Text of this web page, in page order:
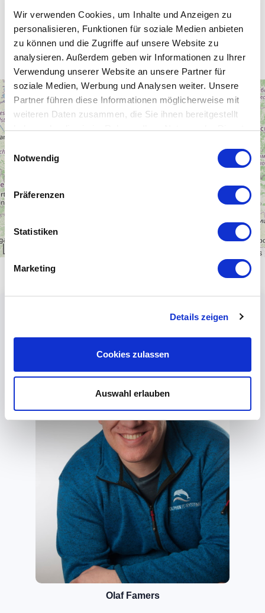
Wir verwenden Cookies, um Inhalte und Anzeigen zu
personalisieren, Funktionen für soziale Medien anbieten
zu können und die Zugriffe auf unsere Website zu
analysieren. Außerdem geben wir Informationen zu Ihrer
Verwendung unserer Website an unsere Partner für
soziale Medien, Werbung und Analysen weiter. Unsere
Partner führen diese Informationen möglicherweise mit
weiteren Daten zusammen, die Sie ihnen bereitgestellt
haben oder die sie im Rahmen Ihrer Nutzung der Dienste
Notwendig
Präferenzen
Statistiken
Marketing
Details zeigen
Cookies zulassen
Auswahl erlauben
Unsere WLAN-Hotspots in Polen
+
−
contributors
Olaf Famers